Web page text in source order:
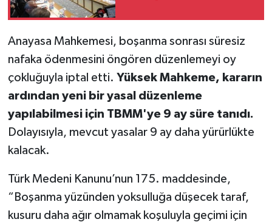
Anayasa Mahkemesi, boşanma sonrası süresiz
nafaka ödenmesini öngören düzenlemeyi oy
çokluğuyla iptal etti. Yüksek Mahkeme, kararın
ardından yeni bir yasal düzenleme
yapılabilmesi için TBMM'ye 9 ay süre tanıdı.
Dolayısıyla, mevcut yasalar 9 ay daha yürürlükte
kalacak.
Türk Medeni Kanunu’nun 175. maddesinde,
“Boşanma yüzünden yoksulluğa düşecek taraf,
kusuru daha ağır olmamak koşuluyla geçimi için